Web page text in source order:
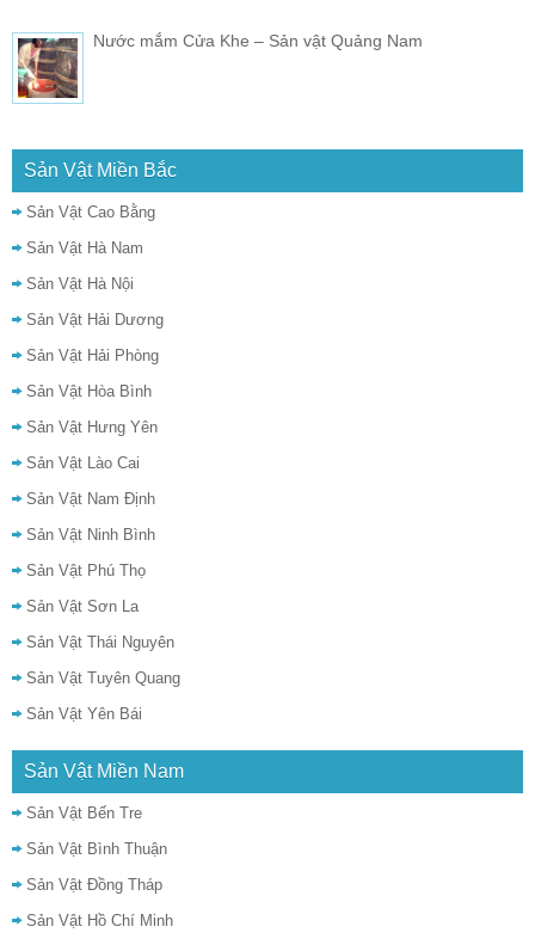
Nước mắm Cửa Khe – Sản vật Quảng Nam
Sản Vật Miền Bắc
Sản Vật Cao Bằng
Sản Vật Hà Nam
Sản Vật Hà Nội
Sản Vật Hải Dương
Sản Vật Hải Phòng
Sản Vật Hòa Bình
Sản Vật Hưng Yên
Sản Vật Lào Cai
Sản Vật Nam Định
Sản Vật Ninh Bình
Sản Vật Phú Thọ
Sản Vật Sơn La
Sản Vật Thái Nguyên
Sản Vật Tuyên Quang
Sản Vật Yên Bái
Sản Vật Miền Nam
Sản Vật Bến Tre
Sản Vật Bình Thuận
Sản Vật Đồng Tháp
Sản Vật Hồ Chí Minh